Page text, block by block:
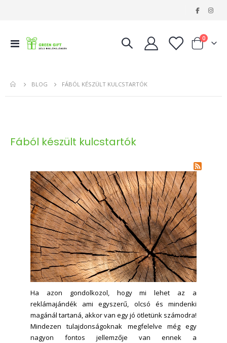
Navigáció
Kosár
0tételeket
BLOG FÁBÓL KÉSZÜLT KULCSTARTÓK
Fából készült kulcstartók
Ha azon gondolkozol, hogy mi lehet az a
reklámajándék ami egyszerű, olcsó és mindenki
magánál tartaná, akkor van egy jó ötletünk számodra!
Mindezen tulajdonságoknak megfelelve még egy
nagyon fontos jellemzője van ennek a